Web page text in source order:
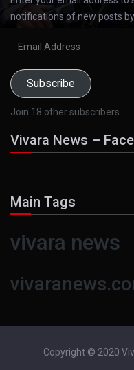
notifications of new posts by
Subscribe
Join 18 other subscribers
Vivara News –
Main Tags
vivara news
Copyright © 2020